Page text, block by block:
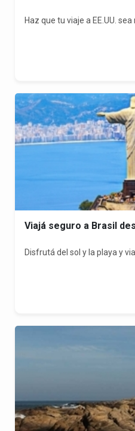
Haz que tu viaje a EE.UU. sea
Viajá seguro a Brasil
Disfrutá del sol y la playa y